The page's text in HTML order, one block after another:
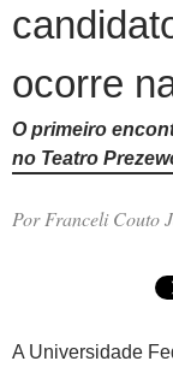
ocorre
O primeiro
no Teatro
Por Franceli Couto
A Universidade